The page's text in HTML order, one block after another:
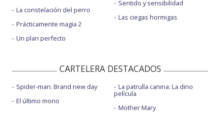
La constelación del perro
Prácticamente magia 2
Un plan perfecto
Sentido y sensibilidad
Las ciegas hormigas
CARTELERA DESTACADOS
Spider-man: Brand new day
El último mono
La patrulla canina: La dino
película
Mother Mary